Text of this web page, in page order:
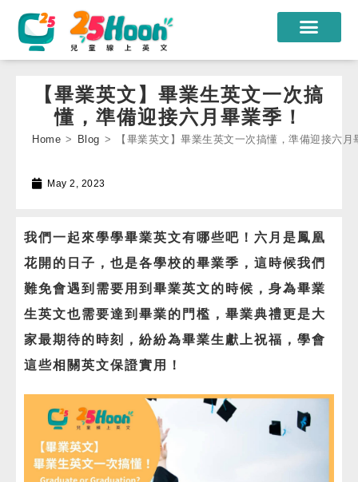
課程方案
課程教材
遊學團
常見問題
登入
【畢業英文】畢業生英文一次搞
懂，準備迎接六月畢業季！
Home > Blog > 【畢業英文】畢業生英文一次搞懂，準備迎接六月
May 2, 2023
我們一起來學學畢業英文有哪些吧！六月是鳳凰
花開的日子，也是各學校的畢業季，這時候我們
難免會遇到需要用到畢業英文的時候，身為畢業
生英文也需要達到畢業的門檻，畢業典禮更是大
家最期待的時刻，紛紛為畢業生獻上祝福，學會
這些相關英文保證實用！